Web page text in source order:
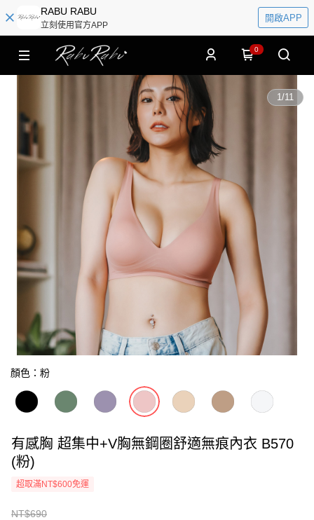
RABU RABU
立刻使用官方APP
開啟APP
0
1/11
顏色：粉
有感胸 超集中+V胸無鋼圈舒適無痕內衣 B570
(粉)
超取滿NT$600免運
NT$690